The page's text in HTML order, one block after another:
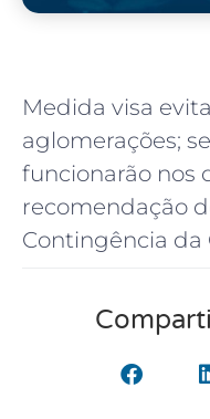
Medida visa
aglomerações;
funcionarão nos
recomendação
Contingência da